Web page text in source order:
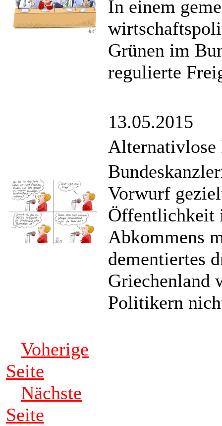
In einem
Grünen im
regulierte
13.05.2015
Vorwurf
Öffentlichkeit
Abkommens
dementiertes
Griechenland
Politikern
Voherige
Seite
Nächste
Seite